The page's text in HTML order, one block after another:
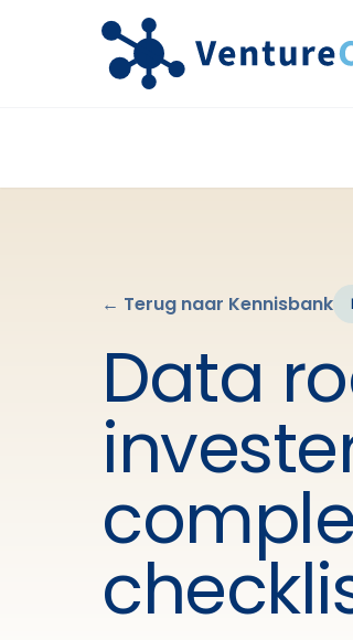
← Terug naar Kennisbank
Data